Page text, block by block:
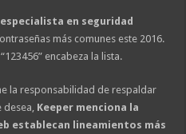
especialista en seguridad
más comunes este 2016.
encabeza la lista.
la responsabilidad de respaldar
Keeper menciona la
establecan lineamientos más